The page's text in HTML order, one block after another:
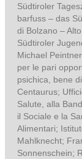
Südtiroler
barfuss – das
di Bolzano –
Südtiroler
Michael
per le pari
psichica, bene
Centaurus;
Salute, alla
il Sociale e la
Alimentari;
Mahlknecht;
Sonnenschein;